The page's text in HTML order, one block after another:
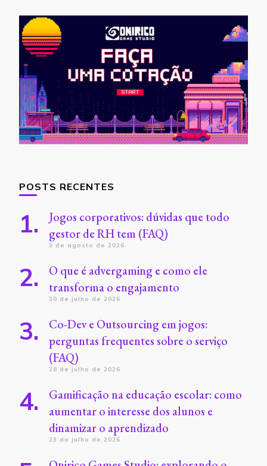
POSTS RECENTES
Jogos corporativos: dúvidas que todo
gestor de RH tem (FAQ)
3 de agosto de 2026
O que é advergaming e como ele
transforma o engajamento
30 de julho de 2026
Co-Dev e Outsourcing em jogos:
perguntas frequentes sobre o serviço
(FAQ)
28 de julho de 2026
Gamificação na educação escolar: como
aumentar o interesse dos alunos e
dinamizar o aprendizado
23 de julho de 2026